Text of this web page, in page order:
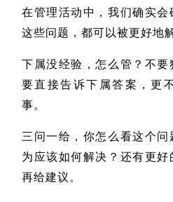
在管理活动中，我们确实会
这些问题，都可以被更好地
下属没经验，怎么管？ 不要
要直接告诉下属答案，更
事。
三问一给，你怎么看这个
为应该如何解决？还有更好
再给建议。